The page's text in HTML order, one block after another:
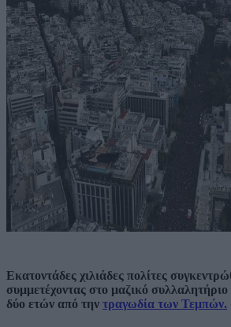
Εκατοντάδες χιλιάδες πολίτες
συμμετέχοντας στο μαζικό
δύο ετών από την τραγωδία των Τεμπών.